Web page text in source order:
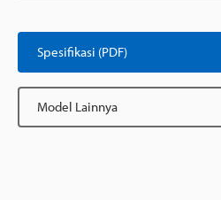
Spesifikasi (PDF)
Model Lainnya